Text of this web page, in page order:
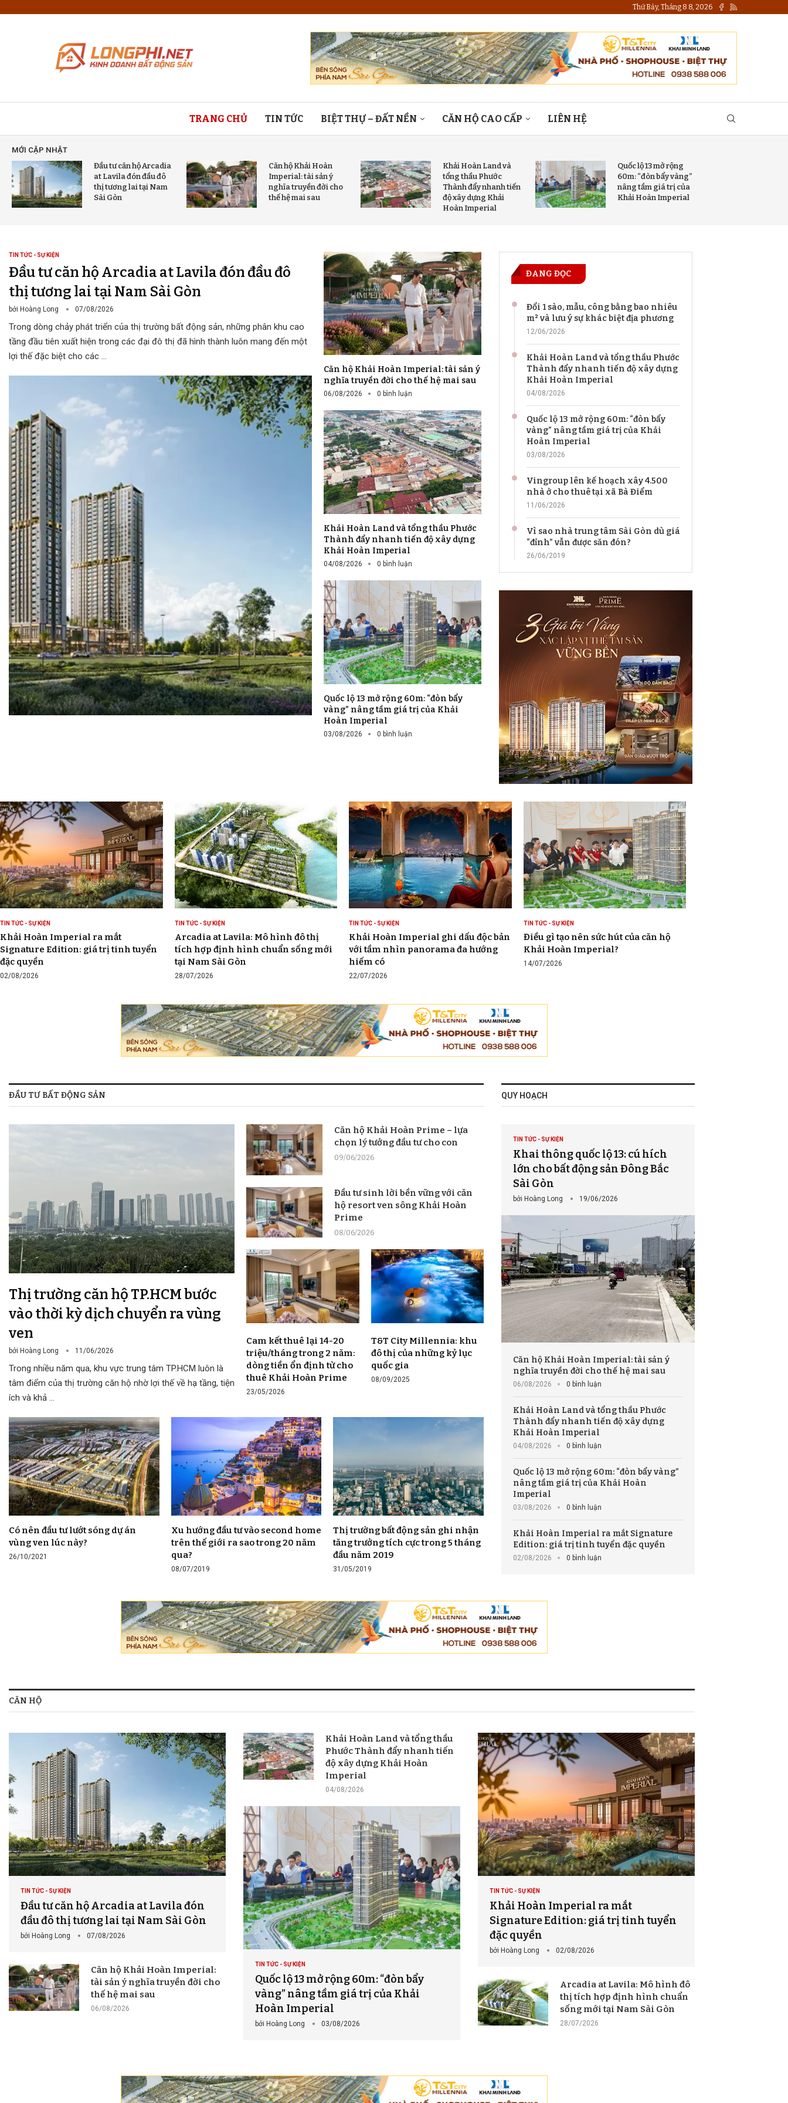
Thứ Bảy, Tháng 8 8, 2026
TRANG CHỦ TIN TỨC BIỆT THỰ – ĐẤT NỀN CĂN HỘ CAO CẤP LIÊN HỆ
MỚI CẬP NHẬT
Đầu tư căn hộ Arcadia
at Lavila đón đầu đô
thị tương lai tại Nam
Sài Gòn
Căn hộ Khải Hoàn
Imperial: tài sản ý
nghĩa truyền đời cho
thế hệ mai sau
Khải Hoàn Land và
tổng thầu Phước
Thành đẩy nhanh tiến
độ xây dựng Khải
Hoàn Imperial
Quốc lộ 13 mở rộng
60m: “đòn bẩy vàng”
nâng tầm giá trị của
Khải Hoàn Imperial
TIN TỨC - SỰ KIỆN
Đầu tư căn hộ Arcadia at Lavila đón đầu đô
thị tương lai tại Nam Sài Gòn
bởi Hoàng Long 07/08/2026
Trong dòng chảy phát triển của thị trường bất động sản, những phân khu cao
tầng đầu tiên xuất hiện trong các đại đô thị đã hình thành luôn mang đến một
lợi thế đặc biệt cho các …
Căn hộ Khải Hoàn Imperial: tài sản ý
nghĩa truyền đời cho thế hệ mai sau
06/08/2026 0 bình luận
Khải Hoàn Land và tổng thầu Phước
Thành đẩy nhanh tiến độ xây dựng
Khải Hoàn Imperial
04/08/2026 0 bình luận
Quốc lộ 13 mở rộng 60m: “đòn bẩy
vàng” nâng tầm giá trị của Khải
Hoàn Imperial
03/08/2026 0 bình luận
ĐANG ĐỌC
Đổi 1 sào, mẫu, công bằng bao nhiêu
m² và lưu ý sự khác biệt địa phương
12/06/2026
Khải Hoàn Land và tổng thầu Phước
Thành đẩy nhanh tiến độ xây dựng
Khải Hoàn Imperial
04/08/2026
Quốc lộ 13 mở rộng 60m: “đòn bẩy
vàng” nâng tầm giá trị của Khải
Hoàn Imperial
03/08/2026
Vingroup lên kế hoạch xây 4.500
nhà ở cho thuê tại xã Bà Điểm
11/06/2026
Vì sao nhà trung tâm Sài Gòn dù giá
“đỉnh” vẫn được săn đón?
26/06/2019
TIN TỨC - SỰ KIỆN
Khải Hoàn Imperial ra mắt
Signature Edition: giá trị tinh tuyển
đặc quyền
02/08/2026
TIN TỨC - SỰ KIỆN
Arcadia at Lavila: Mô hình đô thị
tích hợp định hình chuẩn sống mới
tại Nam Sài Gòn
28/07/2026
TIN TỨC - SỰ KIỆN
Khải Hoàn Imperial ghi dấu độc bản
với tầm nhìn panorama đa hướng
hiếm có
22/07/2026
TIN TỨC - SỰ KIỆN
Điều gì tạo nên sức hút của căn hộ
Khải Hoàn Imperial?
14/07/2026
ĐẦU TƯ BẤT ĐỘNG SẢN
Thị trường căn hộ TP.HCM bước
vào thời kỳ dịch chuyển ra vùng
ven
bởi Hoàng Long 11/06/2026
Trong nhiều năm qua, khu vực trung tâm TP.HCM luôn là
tâm điểm của thị trường căn hộ nhờ lợi thế về hạ tầng, tiện
ích và khả …
Căn hộ Khải Hoàn Prime – lựa
chọn lý tưởng đầu tư cho con
09/06/2026
Đầu tư sinh lời bền vững với căn
hộ resort ven sông Khải Hoàn
Prime
08/06/2026
Cam kết thuê lại 14-20
triệu/tháng trong 2 năm:
dòng tiền ổn định từ cho
thuê Khải Hoàn Prime
23/05/2026
T&T City Millennia: khu
đô thị của những kỷ lục
quốc gia
08/09/2025
Có nên đầu tư lướt sóng dự án
vùng ven lúc này?
26/10/2021
Xu hướng đầu tư vào second home
trên thế giới ra sao trong 20 năm
qua?
08/07/2019
Thị trường bất động sản ghi nhận
tăng trưởng tích cực trong 5 tháng
đầu năm 2019
31/05/2019
QUY HOẠCH
TIN TỨC - SỰ KIỆN
Khai thông quốc lộ 13: cú hích
lớn cho bất động sản Đông Bắc
Sài Gòn
bởi Hoàng Long 19/06/2026
Căn hộ Khải Hoàn Imperial: tài sản ý
nghĩa truyền đời cho thế hệ mai sau
06/08/2026 0 bình luận
Khải Hoàn Land và tổng thầu Phước
Thành đẩy nhanh tiến độ xây dựng
Khải Hoàn Imperial
04/08/2026 0 bình luận
Quốc lộ 13 mở rộng 60m: “đòn bẩy vàng”
nâng tầm giá trị của Khải Hoàn
Imperial
03/08/2026 0 bình luận
Khải Hoàn Imperial ra mắt Signature
Edition: giá trị tinh tuyển đặc quyền
02/08/2026 0 bình luận
CĂN HỘ
TIN TỨC - SỰ KIỆN
Đầu tư căn hộ Arcadia at Lavila đón
đầu đô thị tương lai tại Nam Sài Gòn
bởi Hoàng Long 07/08/2026
Căn hộ Khải Hoàn Imperial:
tài sản ý nghĩa truyền đời cho
thế hệ mai sau
06/08/2026
Khải Hoàn Land và tổng thầu
Phước Thành đẩy nhanh tiến
độ xây dựng Khải Hoàn
Imperial
04/08/2026
TIN TỨC - SỰ KIỆN
Quốc lộ 13 mở rộng 60m: “đòn bẩy
vàng” nâng tầm giá trị của Khải
Hoàn Imperial
bởi Hoàng Long 03/08/2026
TIN TỨC - SỰ KIỆN
Khải Hoàn Imperial ra mắt
Signature Edition: giá trị tinh tuyển
đặc quyền
bởi Hoàng Long 02/08/2026
Arcadia at Lavila: Mô hình đô
thị tích hợp định hình chuẩn
sống mới tại Nam Sài Gòn
28/07/2026